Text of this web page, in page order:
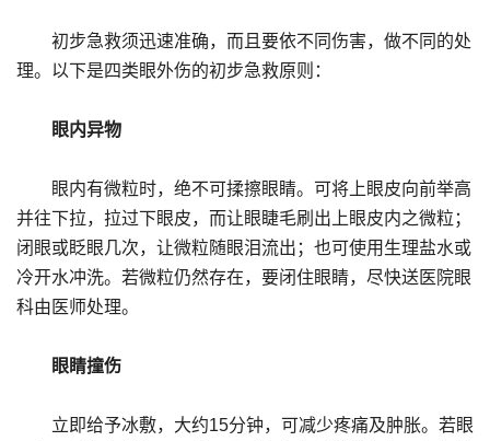
初步急救须迅速准确，而且要依不同伤害，做不同的处
理。以下是四类眼外伤的初步急救原则：
眼内异物
眼内有微粒时，绝不可揉擦眼睛。可将上眼皮向前举高
并往下拉，拉过下眼皮，而让眼睫毛刷出上眼皮内之微粒；
闭眼或眨眼几次，让微粒随眼泪流出；也可使用生理盐水或
冷开水冲洗。若微粒仍然存在，要闭住眼睛，尽快送医院眼
科由医师处理。
眼睛撞伤
立即给予冰敷，大约15分钟，可减少疼痛及肿胀。若眼